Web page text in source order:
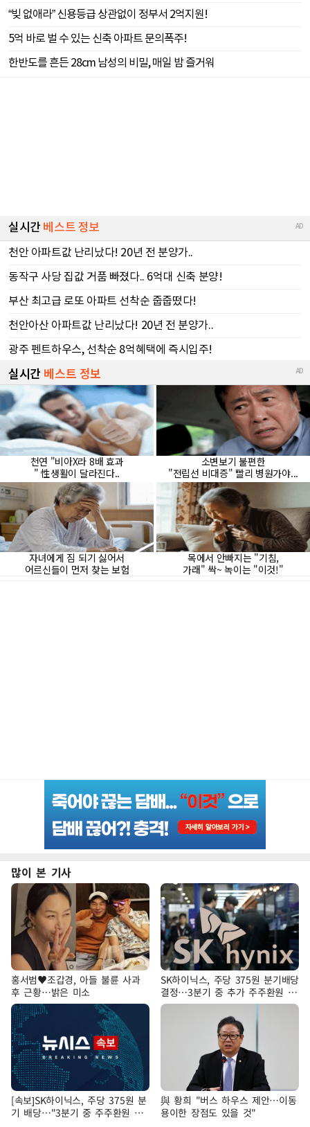
많이 본 기사
홍서범♥조갑경, 아들 불륜 사과
후 근황…밝은 미소
SK하이닉스, 주당 375원 분기배당
결정…3분기 중 추가 주주환원 발
표
[속보]SK하이닉스, 주당 375원 분
기 배당…"3분기 중 주주환원 방
與 황희 "버스 하우스 제안…이동
용이한 장점도 있을 것"